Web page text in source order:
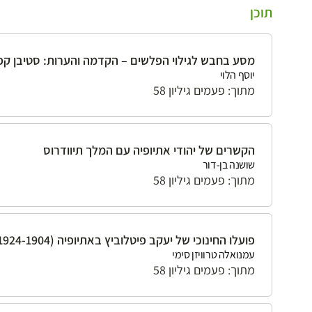
תוכן
מסע בחבש לגילוי הפלשים – הקדמה והערות: סטיבן
יוסף הלוי
מתוך: פעמים גיליון 58
הקשרים של יהודי אתיופיה עם המלך תיוודרוס
שושנה בן-דור
מתוך: פעמים גיליון 58
פועלו החינוכי של יעקב פיטלוביץ באתיופיה (1924-1904)
עמנואלה טרוויזן סימי
מתוך: פעמים גיליון 58